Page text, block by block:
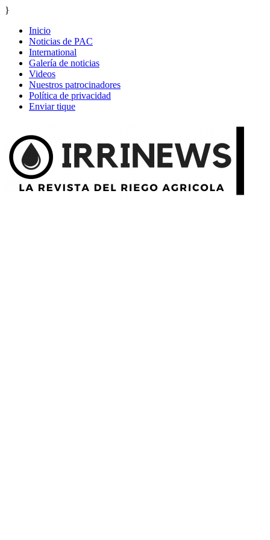
}
Inicio
Noticias de PAC
International
Galería de noticias
Videos
Nuestros patrocinadores
Política de privacidad
Enviar tique